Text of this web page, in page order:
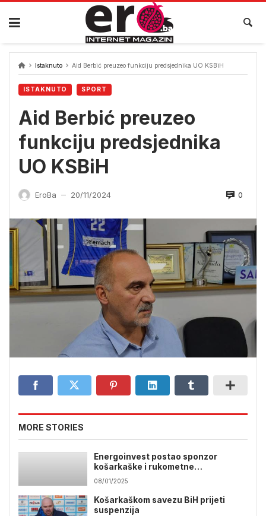
Skip
content
Istaknuto Aid Berbić preuzeo funkciju predsjednika UO KSBiH
ISTAKNUTO SPORT
Aid Berbić preuzeo
funkciju predsjednika
UO KSBiH
EroBa — 20/11/2024 0
MORE STORIES
Energoinvest postao sponzor
košarkaške i rukometne
reprezentacije BiH
08/01/2025
Košarkaškom savezu BiH prijeti
suspenzija